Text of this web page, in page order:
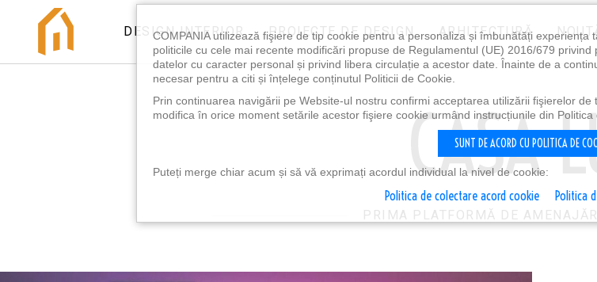
DESIGN INTERIOR PROIECTE DE DESIGN ARHITECTURĂ
PRIMA PLATFORMĂ DE
COMPANIA utilizează fişiere de tip cookie pentru a personaliza și îmbunătăți
politicile cu cele mai recente modificări propuse de Regulamentul (UE) 2016/679
datelor cu caracter personal și privind libera circulație a acestor date. Înainte de a
necesar pentru a citi și înțelege conținutul Politicii de Cookie.
Prin continuarea navigării pe Website-ul nostru confirmi acceptarea utilizării fişierelor
modifica în orice moment setările acestor fişiere cookie urmând instrucțiunile din Politica
SUNT DE ACORD CU POLITICA DE
Puteți merge chiar acum și să vă exprimați acordul individual la nivel de cookie:
Politica de colectare acord cookie Politica